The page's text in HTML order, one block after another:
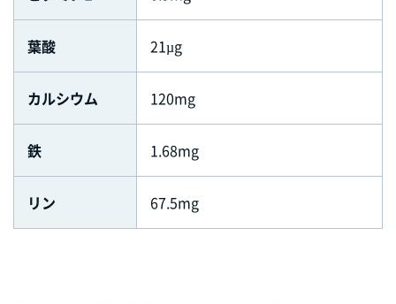
葉酸 21µg
カルシウム 120mg
鉄 1.68mg
リン 67.5mg